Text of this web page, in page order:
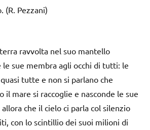
(R. Pezzani)
ravvolta nel suo mantello
le sue membra agli occhi di tutti: le
tutte e non si parlano che
il mare si raccoglie e nasconde le sue
che il cielo ci parla col silenzio
con lo scintillio dei suoi milioni di